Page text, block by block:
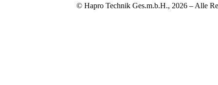
© Hapro Technik Ges.m.b.H., 2026 – Alle